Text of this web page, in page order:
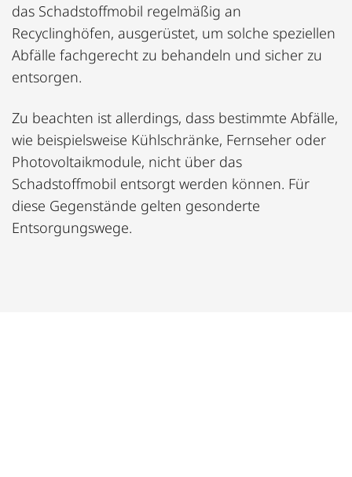
das Schadstoffmobil regelmäßig an
Recyclinghöfen, ausgerüstet, um solche speziellen
Abfälle fachgerecht zu behandeln und sicher zu
entsorgen.
Zu beachten ist allerdings, dass bestimmte Abfälle,
wie beispielsweise Kühlschränke, Fernseher oder
Photovoltaikmodule, nicht über das
Schadstoffmobil entsorgt werden können. Für
diese Gegenstände gelten gesonderte
Entsorgungswege.